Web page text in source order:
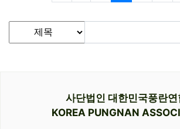
게시물 검색
검색대상
검색어필수
사단법인 대한민국풍란연
KOREA PUNGNAN